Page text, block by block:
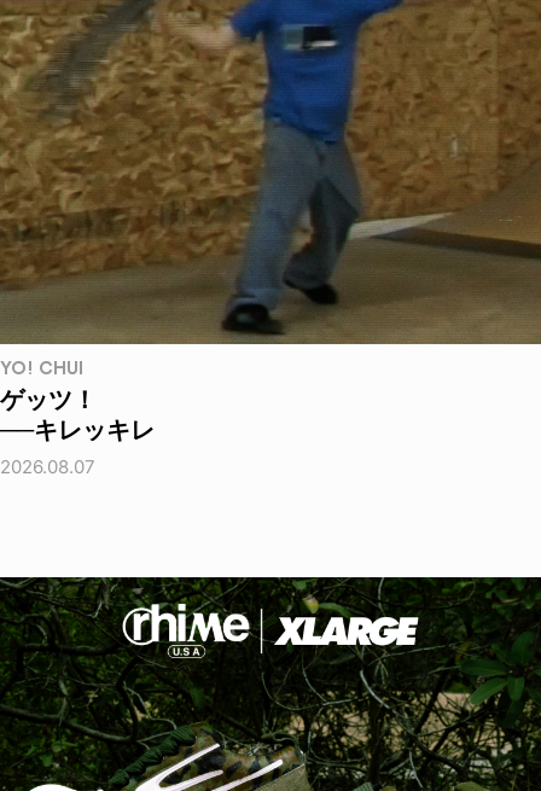
YO! CHUI
ゲッツ！
──キレッキレ
2026.08.07